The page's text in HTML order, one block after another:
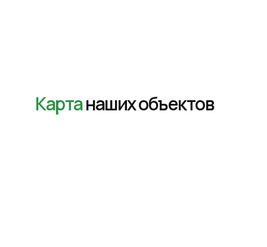
Картанаших объектов